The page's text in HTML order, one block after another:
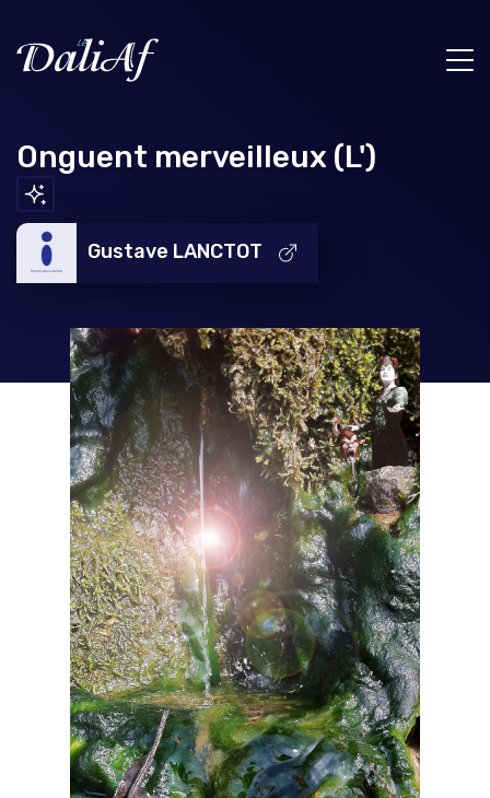
Onguent merveilleux (L')
Gustave LANCTOT